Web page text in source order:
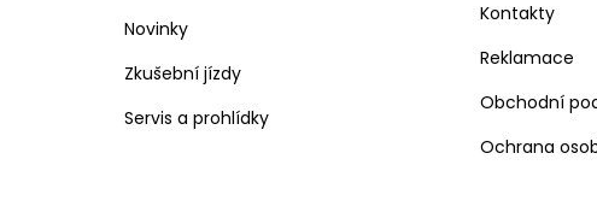
Novinky
Zkušební jízdy
Servis a prohlídky
Kontakty
Reklamace
Obchodní
Ochrana